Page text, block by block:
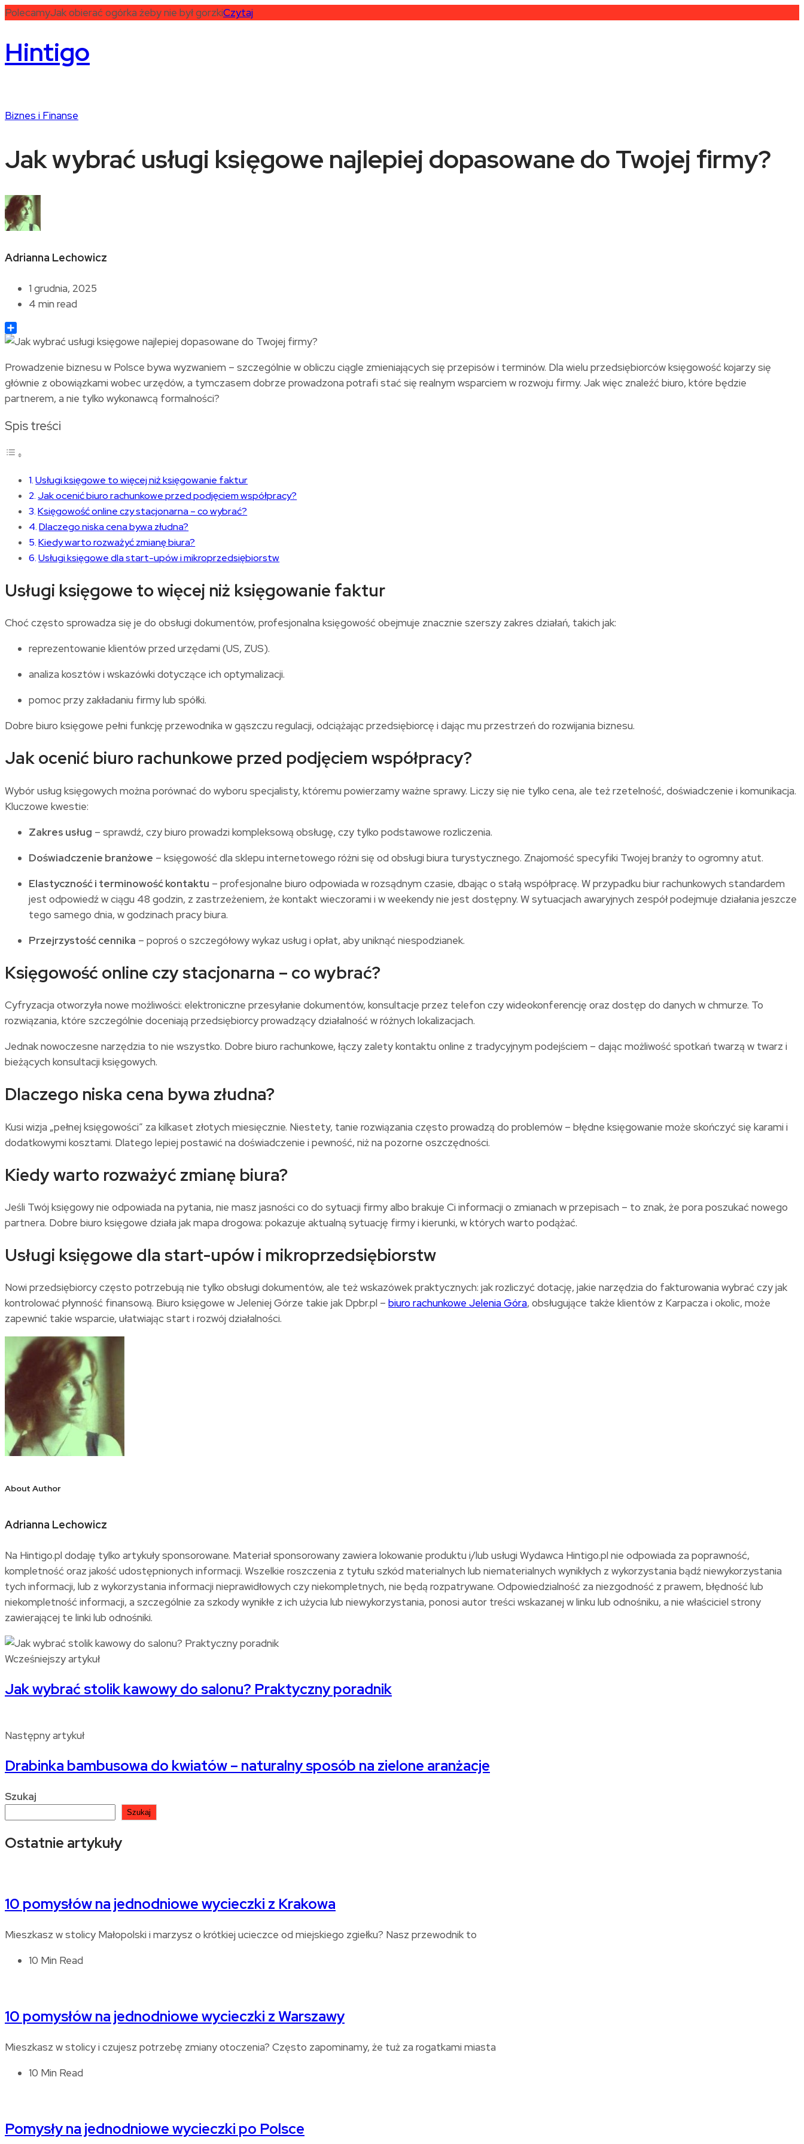
PolecamyJak obierać ogórka żeby nie był gorzkiCzytaj
Hintigo
Biznes i Finanse
Jak wybrać usługi księgowe najlepiej dopasowane do Twojej firmy?
Adrianna Lechowicz
1 grudnia, 2025
4 min read
Share
Prowadzenie biznesu w Polsce bywa wyzwaniem – szczególnie w obliczu ciągle zmieniających się przepisów i terminów. Dla wielu przedsiębiorców księgowość kojarzy się
głównie z obowiązkami wobec urzędów, a tymczasem dobrze prowadzona potrafi stać się realnym wsparciem w rozwoju firmy. Jak więc znaleźć biuro, które będzie
partnerem, a nie tylko wykonawcą formalności?
Spis treści
Usługi księgowe to więcej niż księgowanie faktur
Jak ocenić biuro rachunkowe przed podjęciem współpracy?
Księgowość online czy stacjonarna – co wybrać?
Dlaczego niska cena bywa złudna?
Kiedy warto rozważyć zmianę biura?
Usługi księgowe dla start-upów i mikroprzedsiębiorstw
Usługi księgowe to więcej niż księgowanie faktur
Choć często sprowadza się je do obsługi dokumentów, profesjonalna księgowość obejmuje znacznie szerszy zakres działań, takich jak:
reprezentowanie klientów przed urzędami (US, ZUS).
analiza kosztów i wskazówki dotyczące ich optymalizacji.
pomoc przy zakładaniu firmy lub spółki.
Dobre biuro księgowe pełni funkcję przewodnika w gąszczu regulacji, odciążając przedsiębiorcę i dając mu przestrzeń do rozwijania biznesu.
Jak ocenić biuro rachunkowe przed podjęciem współpracy?
Wybór usług księgowych można porównać do wyboru specjalisty, któremu powierzamy ważne sprawy. Liczy się nie tylko cena, ale też rzetelność, doświadczenie i komunikacja.
Kluczowe kwestie:
Zakres usług – sprawdź, czy biuro prowadzi kompleksową obsługę, czy tylko podstawowe rozliczenia.
Doświadczenie branżowe – księgowość dla sklepu internetowego różni się od obsługi biura turystycznego. Znajomość specyfiki Twojej branży to ogromny atut.
Elastyczność i terminowość kontaktu – profesjonalne biuro odpowiada w rozsądnym czasie, dbając o stałą współpracę. W przypadku biur rachunkowych standardem
jest odpowiedź w ciągu 48 godzin, z zastrzeżeniem, że kontakt wieczorami i w weekendy nie jest dostępny. W sytuacjach awaryjnych zespół podejmuje działania jeszcze
tego samego dnia, w godzinach pracy biura.
Przejrzystość cennika – poproś o szczegółowy wykaz usług i opłat, aby uniknąć niespodzianek.
Księgowość online czy stacjonarna – co wybrać?
Cyfryzacja otworzyła nowe możliwości: elektroniczne przesyłanie dokumentów, konsultacje przez telefon czy wideokonferencję oraz dostęp do danych w chmurze. To
rozwiązania, które szczególnie doceniają przedsiębiorcy prowadzący działalność w różnych lokalizacjach.
Jednak nowoczesne narzędzia to nie wszystko. Dobre biuro rachunkowe, łączy zalety kontaktu online z tradycyjnym podejściem – dając możliwość spotkań twarzą w twarz i
bieżących konsultacji księgowych.
Dlaczego niska cena bywa złudna?
Kusi wizja „pełnej księgowości” za kilkaset złotych miesięcznie. Niestety, tanie rozwiązania często prowadzą do problemów – błędne księgowanie może skończyć się karami i
dodatkowymi kosztami. Dlatego lepiej postawić na doświadczenie i pewność, niż na pozorne oszczędności.
Kiedy warto rozważyć zmianę biura?
Jeśli Twój księgowy nie odpowiada na pytania, nie masz jasności co do sytuacji firmy albo brakuje Ci informacji o zmianach w przepisach – to znak, że pora poszukać nowego
partnera. Dobre biuro księgowe działa jak mapa drogowa: pokazuje aktualną sytuację firmy i kierunki, w których warto podążać.
Usługi księgowe dla start-upów i mikroprzedsiębiorstw
Nowi przedsiębiorcy często potrzebują nie tylko obsługi dokumentów, ale też wskazówek praktycznych: jak rozliczyć dotację, jakie narzędzia do fakturowania wybrać czy jak
kontrolować płynność finansową. Biuro księgowe w Jeleniej Górze takie jak Dpbr.pl – biuro rachunkowe Jelenia Góra, obsługujące także klientów z Karpacza i okolic, może
zapewnić takie wsparcie, ułatwiając start i rozwój działalności.
About Author
Adrianna Lechowicz
Na Hintigo.pl dodaję tylko artykuły sponsorowane. Materiał sponsorowany zawiera lokowanie produktu i/lub usługi Wydawca Hintigo.pl nie odpowiada za poprawność,
kompletność oraz jakość udostępnionych informacji. Wszelkie roszczenia z tytułu szkód materialnych lub niematerialnych wynikłych z wykorzystania bądź niewykorzystania
tych informacji, lub z wykorzystania informacji nieprawidłowych czy niekompletnych, nie będą rozpatrywane. Odpowiedzialność za niezgodność z prawem, błędność lub
niekompletność informacji, a szczególnie za szkody wynikłe z ich użycia lub niewykorzystania, ponosi autor treści wskazanej w linku lub odnośniku, a nie właściciel strony
zawierającej te linki lub odnośniki.
Wcześniejszy artykuł
Jak wybrać stolik kawowy do salonu? Praktyczny poradnik
Następny artykuł
Drabinka bambusowa do kwiatów – naturalny sposób na zielone aranżacje
Szukaj
Szukaj
Ostatnie artykuły
10 pomysłów na jednodniowe wycieczki z Krakowa
Mieszkasz w stolicy Małopolski i marzysz o krótkiej ucieczce od miejskiego zgiełku? Nasz przewodnik to
10 Min Read
10 pomysłów na jednodniowe wycieczki z Warszawy
Mieszkasz w stolicy i czujesz potrzebę zmiany otoczenia? Często zapominamy, że tuż za rogatkami miasta
10 Min Read
Pomysły na jednodniowe wycieczki po Polsce